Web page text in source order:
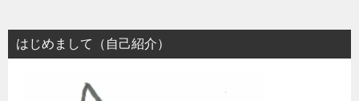
はじめまして（自己紹介）